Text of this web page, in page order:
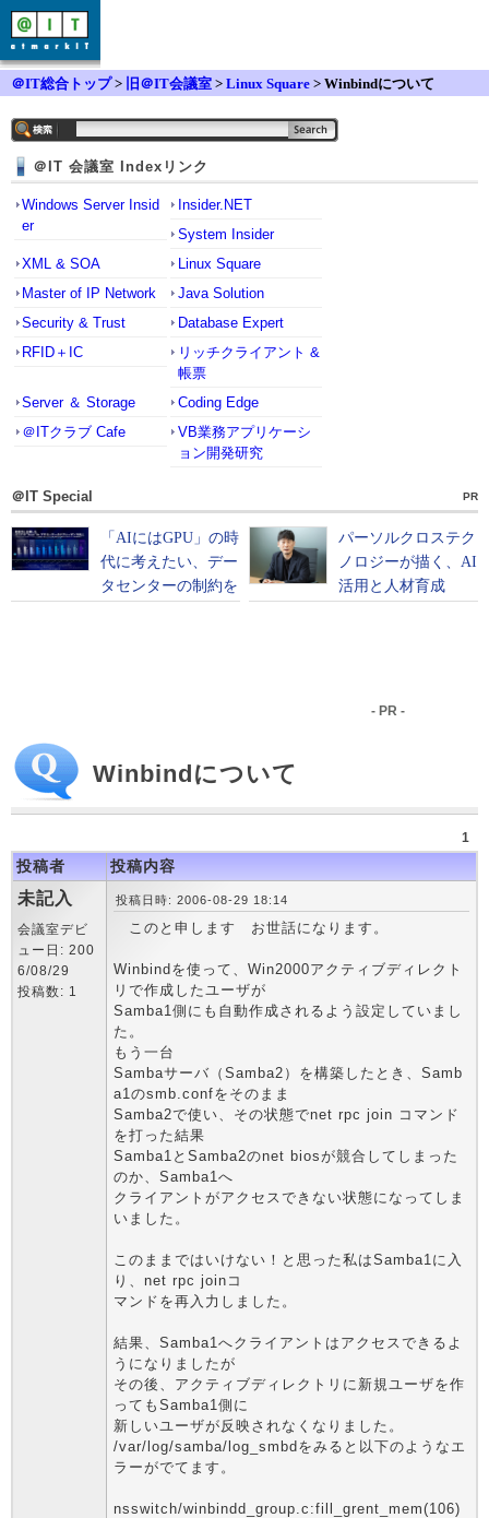
＠IT総合トップ> 旧＠IT会議室 > Linux Square > Winbindについて
＠IT 会議室 Indexリンク
Windows Server Insid
er
Insider.NET
System Insider
XML & SOA
Linux Square
Master of IP Network
Java Solution
Security & Trust
Database Expert
RFID＋IC
リッチクライアント &
帳票
Server ＆ Storage
Coding Edge
＠ITクラブ Cafe
VB業務アプリケーシ
ョン開発研究
＠IT Special PR
- PR -
Winbindについて
1
投稿者 投稿内容
未記入
会議室デビ
ュー日: 200
6/08/29
投稿数: 1
投稿日時: 2006-08-29 18:14
このと申します お世話になります。
Winbindを使って、Win2000アクティブディレクト
リで作成したユーザが
Samba1側にも自動作成されるよう設定していまし
た。
もう一台
Sambaサーバ（Samba2）を構築したとき、Samb
a1のsmb.confをそのまま
Samba2で使い、その状態でnet rpc join コマンド
を打った結果
Samba1とSamba2のnet biosが競合してしまった
のか、Samba1へ
クライアントがアクセスできない状態になってしま
いました。
このままではいけない！と思った私はSamba1に入
り、net rpc joinコ
マンドを再入力しました。
結果、Samba1へクライアントはアクセスできるよ
うになりましたが
その後、アクティブディレクトリに新規ユーザを作
ってもSamba1側に
新しいユーザが反映されなくなりました。
/var/log/samba/log_smbdをみると以下のようなエ
ラーがでてます。
nsswitch/winbindd_group.c:fill_grent_mem(106)